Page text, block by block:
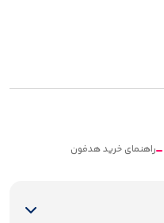
راهنمای خرید هدفون